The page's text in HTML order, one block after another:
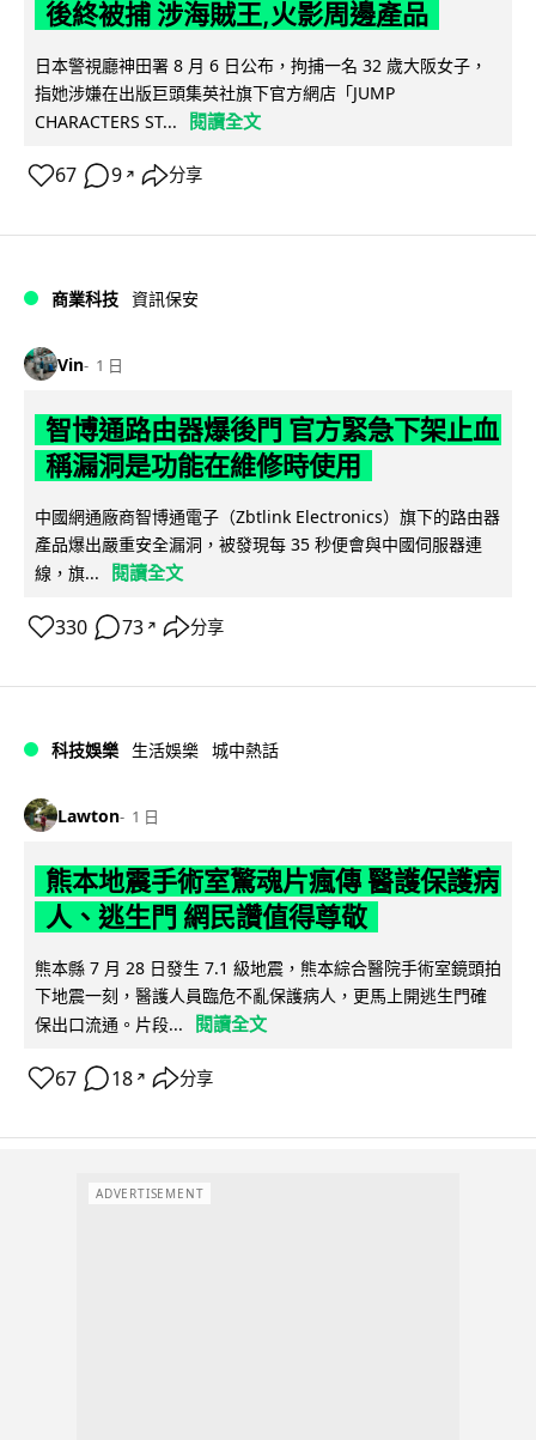
後終被捕 涉海賊王,火影周邊產品
日本警視廳神田署 8 月 6 日公布，拘捕一名 32 歲大阪女子，
指她涉嫌在出版巨頭集英社旗下官方網店「JUMP
CHARACTERS ST...
閱讀全文
67 9 ↗ 分享
商業科技 資訊保安
Vin 1 日
智博通路由器爆後門 官方緊急下架止血
稱漏洞是功能在維修時使用
中國網通廠商智博通電子（Zbtlink Electronics）旗下的路由器
產品爆出嚴重安全漏洞，被發現每 35 秒便會與中國伺服器連
線，旗...
閱讀全文
330 73 ↗ 分享
科技娛樂 生活娛樂 城中熱話
Lawton 1 日
熊本地震手術室驚魂片瘋傳 醫護保護病
人、逃生門 網民讚值得尊敬
熊本縣 7 月 28 日發生 7.1 級地震，熊本綜合醫院手術室鏡頭拍
下地震一刻，醫護人員臨危不亂保護病人，更馬上開逃生門確
保出口流通。片段...
閱讀全文
67 18 ↗ 分享
ADVERTISEMENT